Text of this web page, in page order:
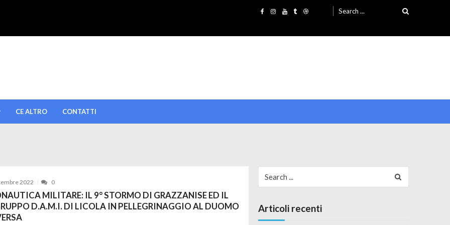
Search for:
CE ALTRO CONTATTI
2022 0
MILITARE: IL 9° STORMO DI GRAZZANISE ED IL
D.A.M.I. DI LICOLA IN PELLEGRINAGGIO AL DUOMO
Articoli recenti